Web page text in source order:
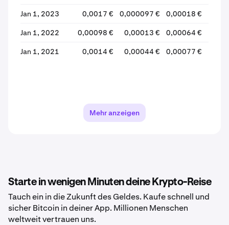
Jan 1, 2023 0,0017 € 0,000097 € 0,00018 €
Jan 1, 2022 0,00098 € 0,00013 € 0,00064 €
Jan 1, 2021 0,0014 € 0,00044 € 0,00077 €
Mehr anzeigen
Starte in wenigen Minuten deine Krypto-Reise
Tauch ein in die Zukunft des Geldes. Kaufe schnell und
sicher Bitcoin in deiner App. Millionen Menschen
weltweit vertrauen uns.